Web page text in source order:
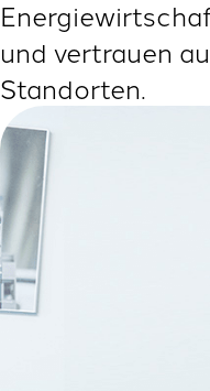
und vertrauen
Standorten.